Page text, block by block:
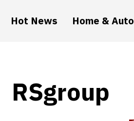
Hot News Home & Auto
RSgroup